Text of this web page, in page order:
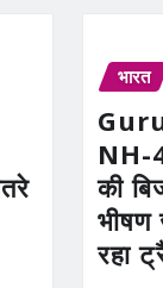
भारत
NH-
की
भीषण
रहा